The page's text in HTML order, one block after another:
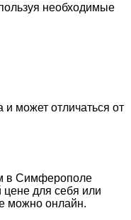
необходимые
и может отличаться от
в Симферополе
цене для себя или
можно онлайн.